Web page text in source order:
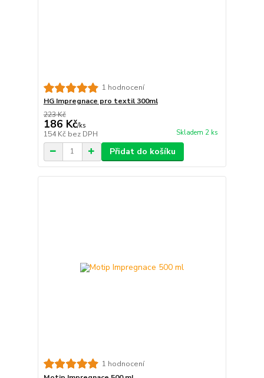
1 hodnocení
HG Impregnace pro textil 300ml
223 Kč
186 Kč/ks
154 Kč bez DPH Skladem 2 ks
Přidat do košíku
1 hodnocení